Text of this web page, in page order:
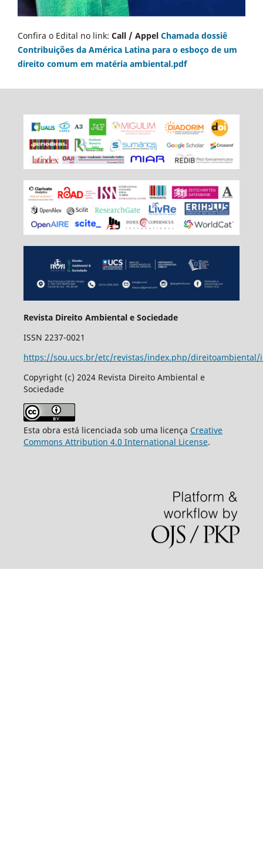
Confira o Edital no link: Call / Appel Chamada dossiê
Contribuições da América Latina para o esboço de um
direito comum em matéria ambiental.pdf
Revista Direito Ambiental e Sociedade
ISSN 2237-0021
https://sou.ucs.br/etc/revistas/index.php/direitoambiental/
Copyright (c) 2024 Revista Direito Ambiental e
Sociedade
Esta obra está licenciada sob uma licença Creative
Commons Attribution 4.0 International License.